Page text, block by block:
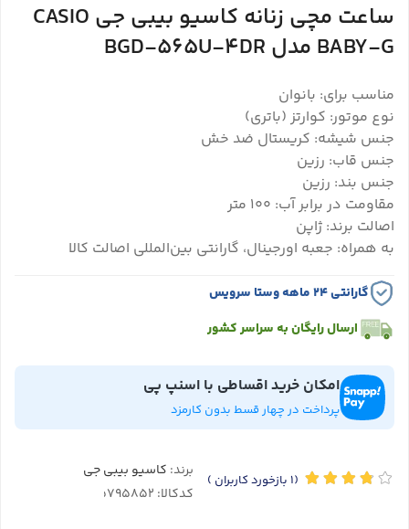
ساعت مچی زنانه کاسیو بیبی جی CASIO
BABY-G مدل BGD-565U-4DR
مناسب برای: بانوان
نوع موتور: کوارتز (باتری)
جنس شیشه: کریستال ضد خش
جنس قاب: رزین
جنس بند: رزین
مقاومت در برابر آب: ۱۰۰ متر
اصالت برند: ژاپن
به همراه: جعبه اورجینال، گارانتی بین‌المللی اصالت کالا
گارانتی ۲۴ ماهه وستا سرویس
ارسال رایگان به سراسر کشور
امکان خرید اقساطی با اسنپ پی
پرداخت در چهار قسط بدون کارمزد
(1 بازخورد کاربران ) برند: کاسیو بیبی جی
کدکالا: